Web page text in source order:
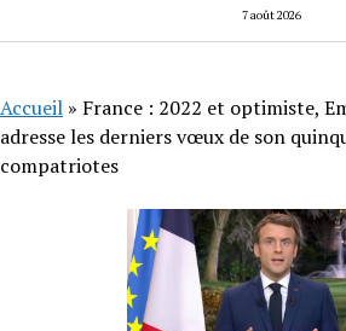
7 août 2026
Accueil » France : 2022 et optimiste,
adresse les derniers vœux de son
compatriotes